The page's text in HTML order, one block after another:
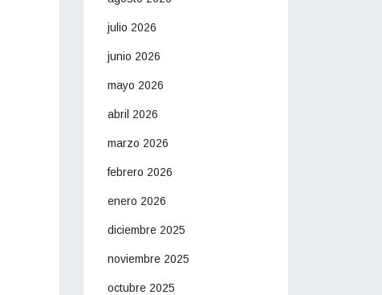
julio 2026
junio 2026
mayo 2026
abril 2026
marzo 2026
febrero 2026
enero 2026
diciembre 2025
noviembre 2025
octubre 2025